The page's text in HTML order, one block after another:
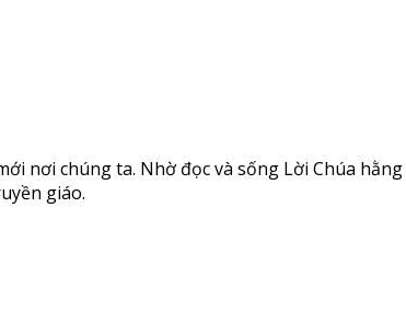
nơi chúng ta. Nhờ đọc và sống Lời Chúa
giáo.